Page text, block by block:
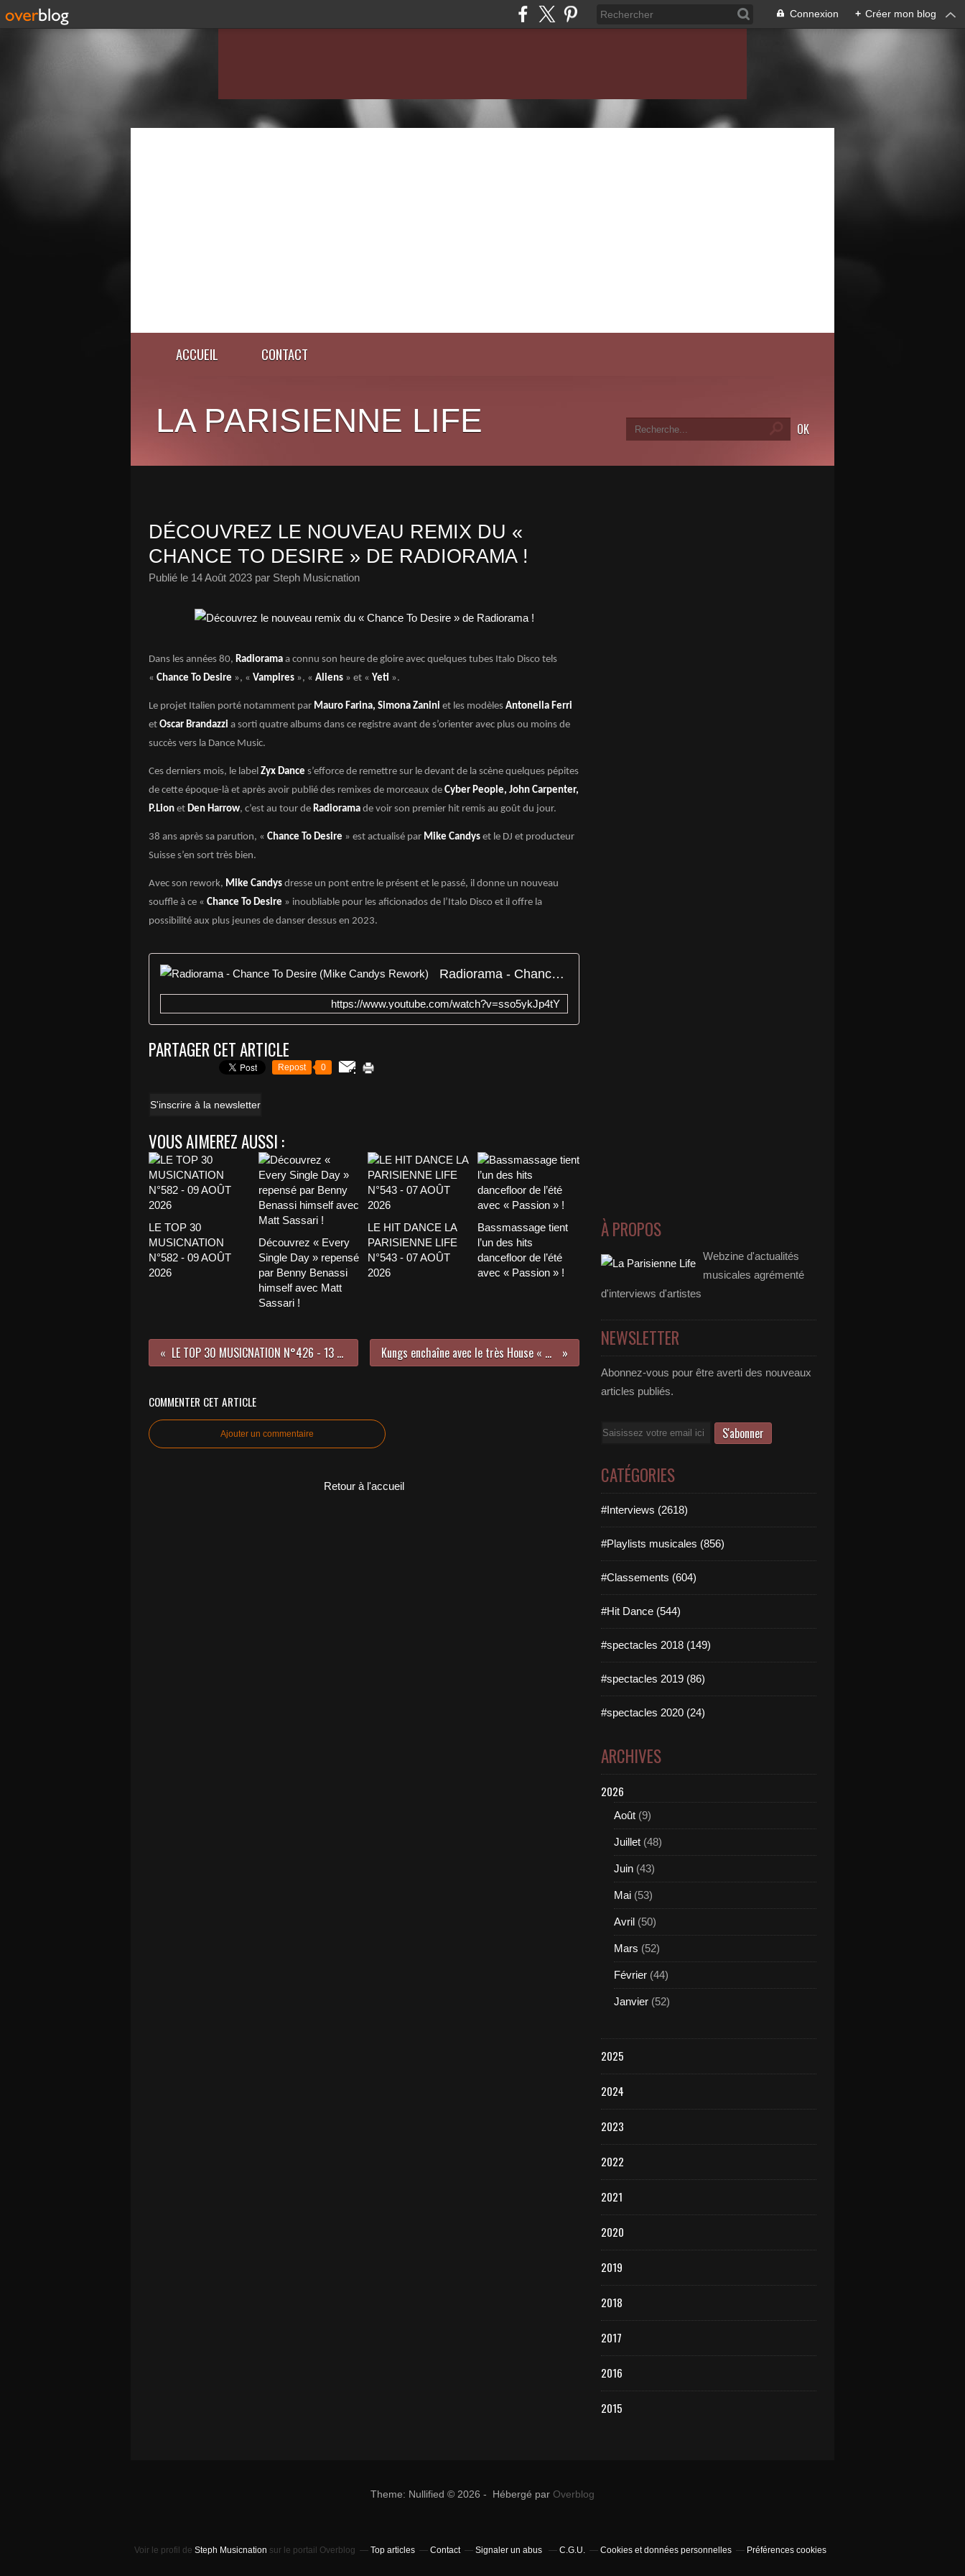
Connexion + Créer mon blog
ACCUEIL CONTACT
LA PARISIENNE LIFE
DÉCOUVREZ LE NOUVEAU REMIX DU «
CHANCE TO DESIRE » DE RADIORAMA !
Publié le 14 Août 2023 par Steph Musicnation
Dans les années 80, Radiorama a connu son heure de gloire avec quelques tubes Italo Disco tels
« Chance To Desire », « Vampires », « Aliens » et « Yeti ».
Le projet Italien porté notamment par Mauro Farina, Simona Zanini et les modèles Antonella Ferri
et Oscar Brandazzi a sorti quatre albums dans ce registre avant de s’orienter avec plus ou moins de
succès vers la Dance Music.
Ces derniers mois, le label Zyx Dance s’efforce de remettre sur le devant de la scène quelques pépites
de cette époque-là et après avoir publié des remixes de morceaux de Cyber People, John Carpenter,
P.Lion et Den Harrow, c’est au tour de Radiorama de voir son premier hit remis au goût du jour.
38 ans après sa parution, « Chance To Desire » est actualisé par Mike Candys et le DJ et producteur
Suisse s’en sort très bien.
Avec son rework, Mike Candys dresse un pont entre le présent et le passé, il donne un nouveau
souffle à ce « Chance To Desire » inoubliable pour les aficionados de l’Italo Disco et il offre la
possibilité aux plus jeunes de danser dessus en 2023.
Radiorama - Chance To Desire (Mike Candys Rework)
https://www.youtube.com/watch?v=sso5ykJp4tY
PARTAGER CET ARTICLE
Repost 0
S'inscrire à la newsletter
VOUS AIMEREZ AUSSI :
LE TOP 30
MUSICNATION
N°582 - 09 AOÛT
2026
Découvrez « Every
Single Day » repensé
par Benny Benassi
himself avec Matt
Sassari !
LE HIT DANCE LA
PARISIENNE LIFE
N°543 - 07 AOÛT
2026
Bassmassage tient
l’un des hits
dancefloor de l’été
avec « Passion » !
LE TOP 30 MUSICNATION N°426 - 13 AOÛT 2023 Kungs enchaîne avec le très House « Changes » !
COMMENTER CET ARTICLE
Ajouter un commentaire
Retour à l'accueil
À PROPOS
Webzine d'actualités
musicales agrémenté
d'interviews d'artistes
NEWSLETTER
Abonnez-vous pour être averti des nouveaux
articles publiés.
Email
CATÉGORIES
#Interviews (2618)
#Playlists musicales (856)
#Classements (604)
#Hit Dance (544)
#spectacles 2018 (149)
#spectacles 2019 (86)
#spectacles 2020 (24)
ARCHIVES
2026
Août (9)
Juillet (48)
Juin (43)
Mai (53)
Avril (50)
Mars (52)
Février (44)
Janvier (52)
2025
2024
2023
2022
2021
2020
2019
2018
2017
2016
2015
Theme: Nullified © 2026 - Hébergé par Overblog
Voir le profil de Steph Musicnation sur le portail Overblog Top articles Contact Signaler un abus C.G.U. Cookies et données personnelles Préférences cookies